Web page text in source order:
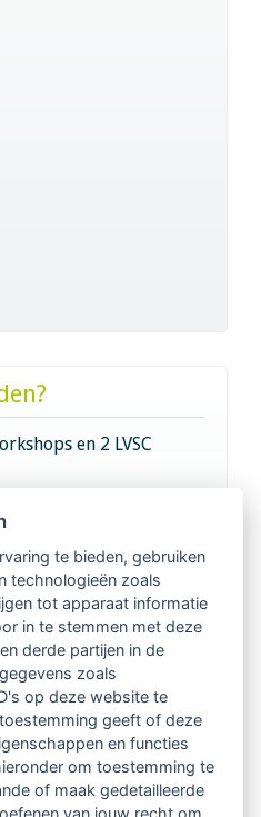
en 2 LVSC
vakgenoten
in 14
kennisbank
te bieden, gebruiken
technologieën zoals
tot apparaat informatie
in te stemmen met deze
derde partijen in de
zoals
op deze website te
geeft of deze
en functies
om toestemming te
of maak gedetailleerde